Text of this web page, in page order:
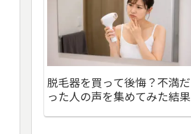
脱毛器を買って後悔？不満だ
った人の声を集めてみた結果